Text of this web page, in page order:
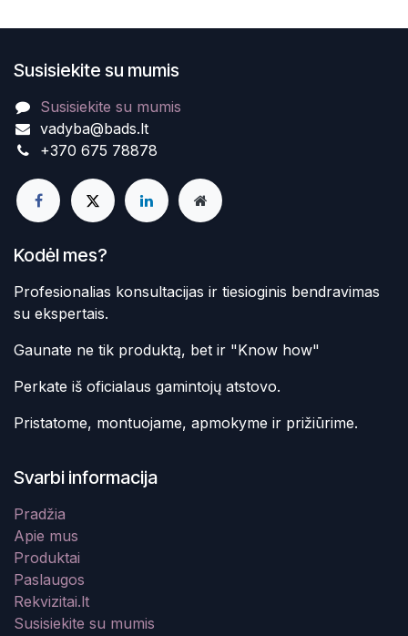
Susisiekite su mumis
Susisiekite su mumis
vadyba@bads.lt
+370 675 78878
Kodėl mes?
Profesionalias konsultacijas ir tiesioginis bendravimas
su ekspertais.
Gaunate ne tik produktą, bet ir "Know how"
Perkate iš oficialaus gamintojų atstovo.
Pristatome, montuojame, apmokyme ir prižiūrime.
Svarbi informacija
Pradžia
Apie mus
Produktai
Paslaugos
Rekvizitai.lt
Susisiekite su mumis